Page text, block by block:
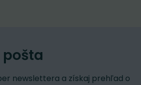
newslettera a získaj prehľad o